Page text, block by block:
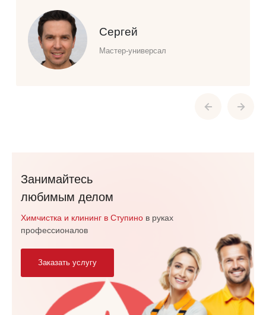
Сергей
Мастер-универсал
Занимайтесь
любимым делом
Химчистка и клининг в Ступино в руках
профессионалов
Заказать услугу